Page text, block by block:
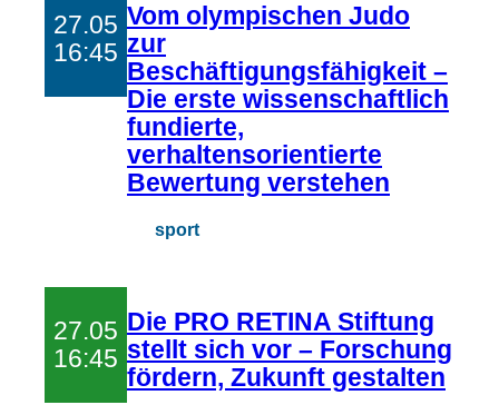
27.05
16:45
Vom olympischen Judo
zur
Beschäftigungsfähigkeit –
Die erste wissenschaftlich
fundierte,
verhaltensorientierte
Bewertung verstehen
sport
27.05
16:45
Die PRO RETINA Stiftung
stellt sich vor – Forschung
fördern, Zukunft gestalten